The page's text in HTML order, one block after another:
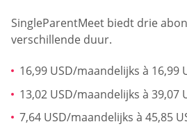
SingleParentMeet biedt drie
verschillende duur.
16,99 USD/maandelijks à 16,99
13,02 USD/maandelijks à 39,07
7,64 USD/maandelijks à 45,85